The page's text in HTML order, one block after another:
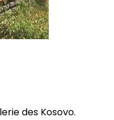
des Kosovo.